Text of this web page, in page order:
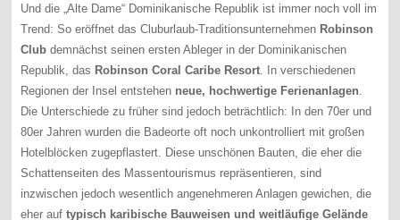
Und die „Alte Dame“ Dominikanische Republik ist immer noch voll im
Trend: So eröffnet das Cluburlaub-Traditionsunternehmen Robinson
Club demnächst seinen ersten Ableger in der Dominikanischen
Republik, das Robinson Coral Caribe Resort. In verschiedenen
Regionen der Insel entstehen neue, hochwertige Ferienanlagen.
Die Unterschiede zu früher sind jedoch beträchtlich: In den 70er und
80er Jahren wurden die Badeorte oft noch unkontrolliert mit großen
Hotelblöcken zugepflastert. Diese unschönen Bauten, die eher die
Schattenseiten des Massentourismus repräsentieren, sind
inzwischen jedoch wesentlich angenehmeren Anlagen gewichen, die
eher auftypisch karibische Bauweisen und weitläufige Gelände